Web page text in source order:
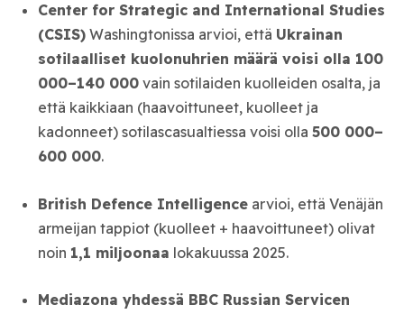
Center for Strategic and International Studies
(CSIS)Washingtonissa arvioi, että Ukrainan
sotilaalliset kuolonuhrien määrä voisi olla 100
000–140 000vain sotilaiden kuolleiden osalta, ja
että kaikkiaan (haavoittuneet, kuolleet ja
kadonneet) sotilascasualtiessa voisi olla 500 000–
600 000.
British Defence Intelligencearvioi, että Venäjän
armeijan tappiot (kuolleet + haavoittuneet) olivat
noin 1,1 miljoonaa lokakuussa 2025.
Mediazona yhdessä BBC Russian Servicen